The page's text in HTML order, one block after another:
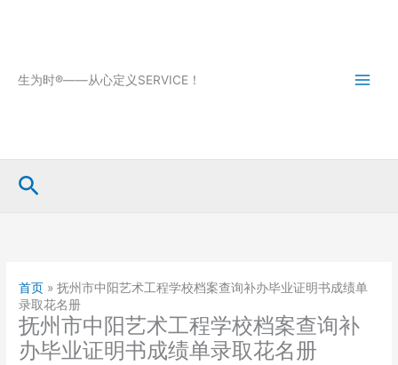
生为时®——从心定义SERVICE！
搜
首页 »抚州市中阳艺术工程学校档案查询补办毕业证明书成绩单
录取花名册
抚州市中阳艺术工程学校档案查询补
办毕业证明书成绩单录取花名册